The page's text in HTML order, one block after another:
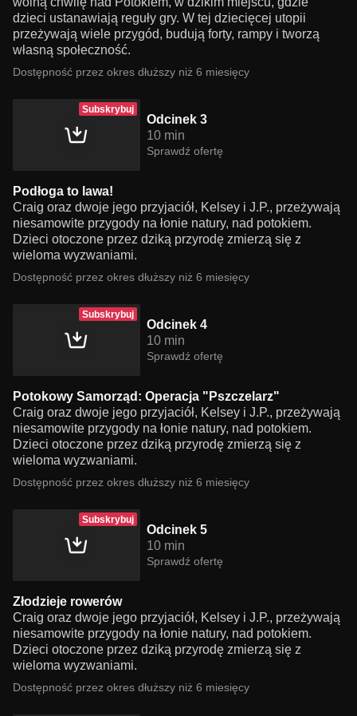
dzieci ustanawiają reguły gry. W tej dziecięcej utopii
przeżywają wiele przygód, budują forty, rampy i tworzą
własną społeczność.
Dostępność przez okres dłuższy niż 6 miesięcy
Subskrybuj
Odcinek 3
10 min
Sprawdź ofertę
Podłoga to lawa!
Craig oraz dwoje jego przyjaciół, Kelsey i J.P., przeżywają
niesamowite przygody na łonie natury, nad potokiem.
Dzieci otoczone przez dziką przyrodę zmierzą się z
wieloma wyzwaniami.
Dostępność przez okres dłuższy niż 6 miesięcy
Subskrybuj
Odcinek 4
10 min
Sprawdź ofertę
Potokowy Samorząd: Operacja "Pszczelarz"
Craig oraz dwoje jego przyjaciół, Kelsey i J.P., przeżywają
niesamowite przygody na łonie natury, nad potokiem.
Dzieci otoczone przez dziką przyrodę zmierzą się z
wieloma wyzwaniami.
Dostępność przez okres dłuższy niż 6 miesięcy
Subskrybuj
Odcinek 5
10 min
Sprawdź ofertę
Złodzieje rowerów
Craig oraz dwoje jego przyjaciół, Kelsey i J.P., przeżywają
niesamowite przygody na łonie natury, nad potokiem.
Dzieci otoczone przez dziką przyrodę zmierzą się z
wieloma wyzwaniami.
Dostępność przez okres dłuższy niż 6 miesięcy